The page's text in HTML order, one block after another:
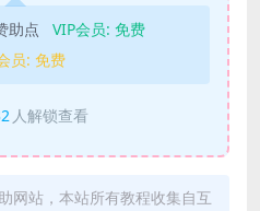
助点 VIP会员: 免费
员: 免费
人解锁查看
网站，本站所有教程收集自互